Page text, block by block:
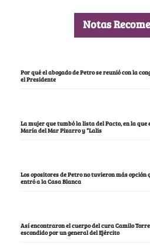
Notas
Por qué el abogado de Petro se reunió con la
el Presidente
La mujer que tumbó la lista del Pacto, en la
María del Mar Pizarro y “Lalis
Los opositores de Petro no tuvieron más
entró a la Casa Blanca
Así encontraron el cuerpo del cura Camilo
escondido por un general del Ejército